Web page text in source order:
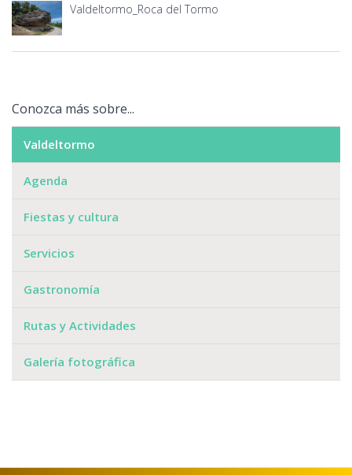
Valdeltormo_Roca del Tormo
Conozca más sobre...
Valdeltormo
Agenda
Fiestas y cultura
Servicios
Gastronomía
Rutas y Actividades
Galería fotográfica